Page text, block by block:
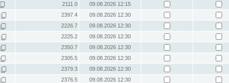
2111.0
09.08.2026 12:15
2397.4
09.08.2026 12:30
2226.7
09.08.2026 12:30
2225.2
09.08.2026 12:30
2350.7
09.08.2026 12:30
2305.5
09.08.2026 12:30
2379.3
09.08.2026 12:30
2376.5
09.08.2026 12:30